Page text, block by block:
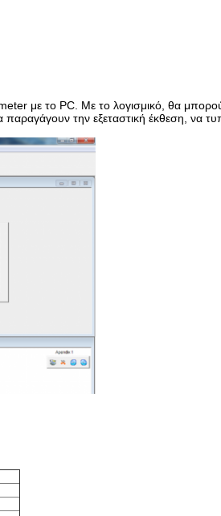
με το PC. Με το λογισμικό, θα
παραγάγουν την εξεταστική έκθεση, να